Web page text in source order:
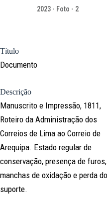
2023 - Foto - 2
Título
Documento
Descrição
Manuscrito e Impressão, 1811,
Roteiro da Administração dos
Correios de Lima ao Correio de
Arequipa. Estado regular de
conservação, presença de furos,
manchas de oxidação e perda do
suporte.